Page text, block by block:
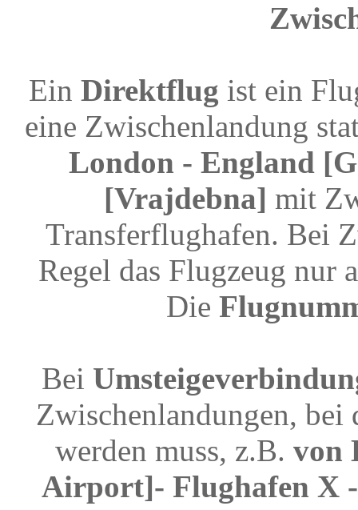
Ein Direktflug ist ein
eine Zwischenlandung
London - England
[Vrajdebna] mit
Transferflughafen. Bei
Regel das Flugzeug nur
Die
Bei
Zwischenlandungen, bei
werden muss, z.B. von
Airport]- Flughafen X